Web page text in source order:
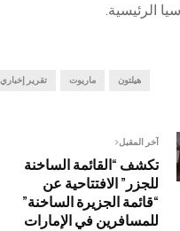
الرئيسية.
تقرير إخباري ماريوت هيلتون
آخر المقبل
تكشف “القائمة الساخنة
للجزر” الافتتاحية عن
“قائمة الجزيرة الساخنة”
للمسافرين في الإمارات